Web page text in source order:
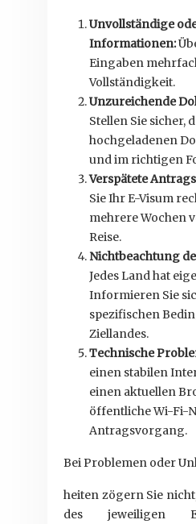
Unvollständige
Informationen:
Eingaben
Vollständigkeit.
Unzureichende
Stellen Sie sicher,
hochgeladenen
und im richtigen
Verspätete
Sie Ihr E-Visum
mehrere Wochen
Reise.
Nichtbeachtung
Jedes Land hat
Informieren Sie
spezifischen
Ziellandes.
Technische
einen stabilen
einen aktuellen
öffentliche Wi-Fi-
Antragsvorgang.
Bei Problemen oder
heiten zögern Sie
des jeweiligen E-